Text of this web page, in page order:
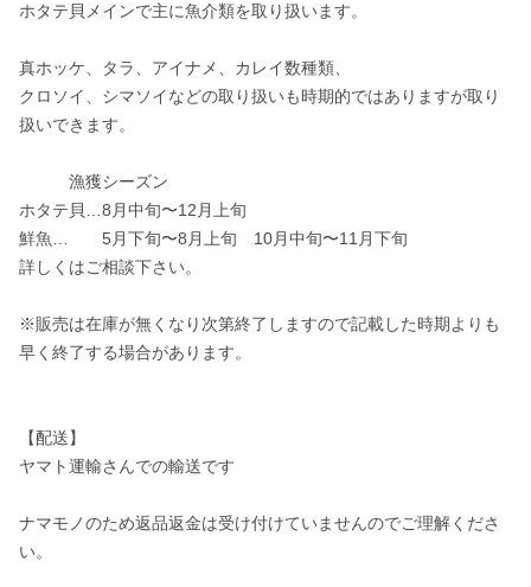
ホタテ貝メインで主に魚介類を取り扱います。
真ホッケ、タラ、アイナメ、カレイ数種類、
クロソイ、シマソイなどの取り扱いも時期的ではありますが取り
扱いできます。
漁獲シーズン
ホタテ貝…8月中旬〜12月上旬
鮮魚…       5月下旬〜8月上旬　10月中旬〜11月下旬
詳しくはご相談下さい。
※販売は在庫が無くなり次第終了しますので記載した時期よりも
早く終了する場合があります。
【配送】
ヤマト運輸さんでの輸送です
ナマモノのため返品返金は受け付けていませんのでご理解くださ